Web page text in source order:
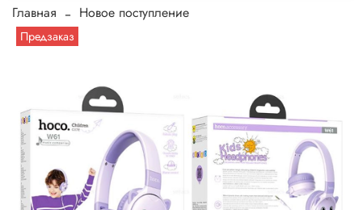
Главная Новое поступление
Предзаказ